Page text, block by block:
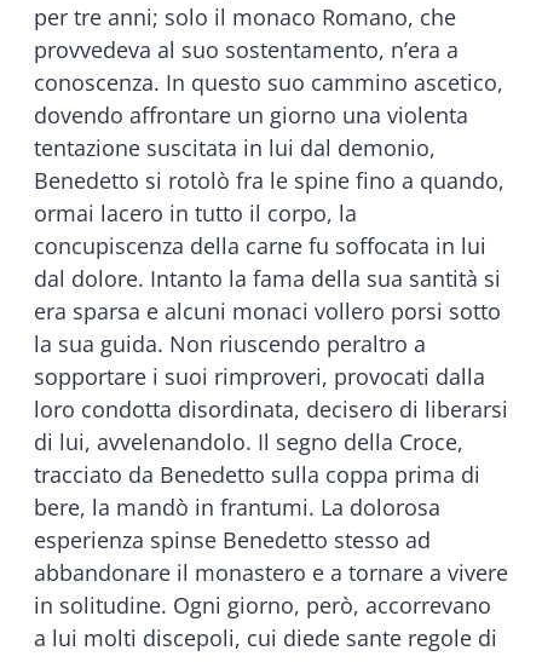
per tre anni; solo il monaco Romano, che
provvedeva al suo sostentamento, n’era a
conoscenza. In questo suo cammino ascetico,
dovendo affrontare un giorno una violenta
tentazione suscitata in lui dal demonio,
Benedetto si rotolò fra le spine fino a quando,
ormai lacero in tutto il corpo, la
concupiscenza della carne fu soffocata in lui
dal dolore. Intanto la fama della sua santità si
era sparsa e alcuni monaci vollero porsi sotto
la sua guida. Non riuscendo peraltro a
sopportare i suoi rimproveri, provocati dalla
loro condotta disordinata, decisero di liberarsi
di lui, avvelenandolo. Il segno della Croce,
tracciato da Benedetto sulla coppa prima di
bere, la mandò in frantumi. La dolorosa
esperienza spinse Benedetto stesso ad
abbandonare il monastero e a tornare a vivere
in solitudine. Ogni giorno, però, accorrevano
a lui molti discepoli, cui diede sante regole di